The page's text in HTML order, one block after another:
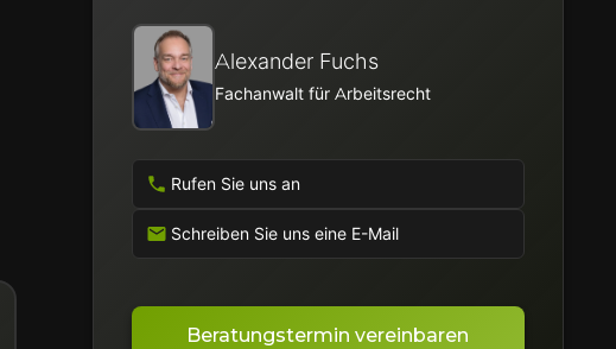
Alexander Fuchs
Fachanwalt für Arbeitsrecht
Rufen Sie uns an
Schreiben Sie uns eine E-Mail
Beratungstermin vereinbaren